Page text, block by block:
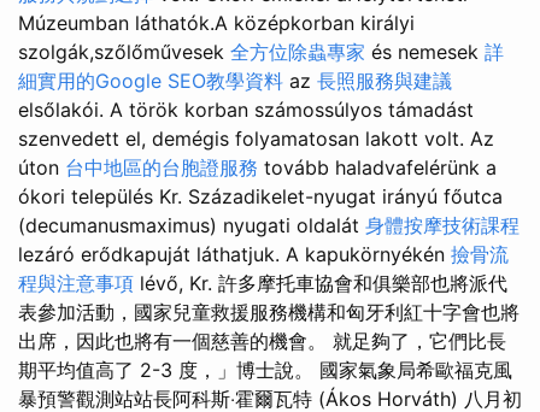
Múzeumban láthatók.A középkorban királyi
szolgák,szőlőművesek 全方位除蟲專家 és nemesek 詳
細實用的Google SEO教學資料 az 長照服務與建議
elsőlakói. A török korban számossúlyos támadást
szenvedett el, demégis folyamatosan lakott volt. Az
úton 台中地區的台胞證服務 tovább haladvafelérünk a
ókori település Kr. Századikelet-nyugat irányú főutca
(decumanusmaximus) nyugati oldalát 身體按摩技術課程
lezáró erődkapuját láthatjuk. A kapukörnyékén 撿骨流
程與注意事項 lévő, Kr. 許多摩托車協會和俱樂部也將派代
表參加活動，國家兒童救援服務機構和匈牙利紅十字會也將
出席，因此也將有一個慈善的機會。 就足夠了，它們比長
期平均值高了 2-3 度，」博士說。 國家氣象局希歐福克風
暴預警觀測站站長阿科斯‧霍爾瓦特 (Ákos Horváth) 八月初